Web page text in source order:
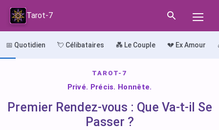
Tarot-7
📅 Quotidien 💘 Célibataires 💑 Le Couple 💔 Ex Amour
TAROT-7
Privé. Précis. Honnête.
Premier Rendez-vous : Que Va-t-il Se
Passer ?